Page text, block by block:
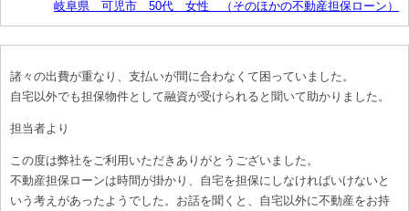
岐阜県 可児市 50代 女性 （そのほかの不動産担保ローン）
諸々の出費が重なり、支払いが間に合わなくて困っていました。
自宅以外でも担保物件として融資が受けられると聞いて助かりました。
担当者より
この度は弊社をご利用いただきありがとうございました。
不動産担保ローンは時間が掛かり、自宅を担保にしなければいけないと
いう考えがあったようでした。お話を聞くと、自宅以外に不動産をお持